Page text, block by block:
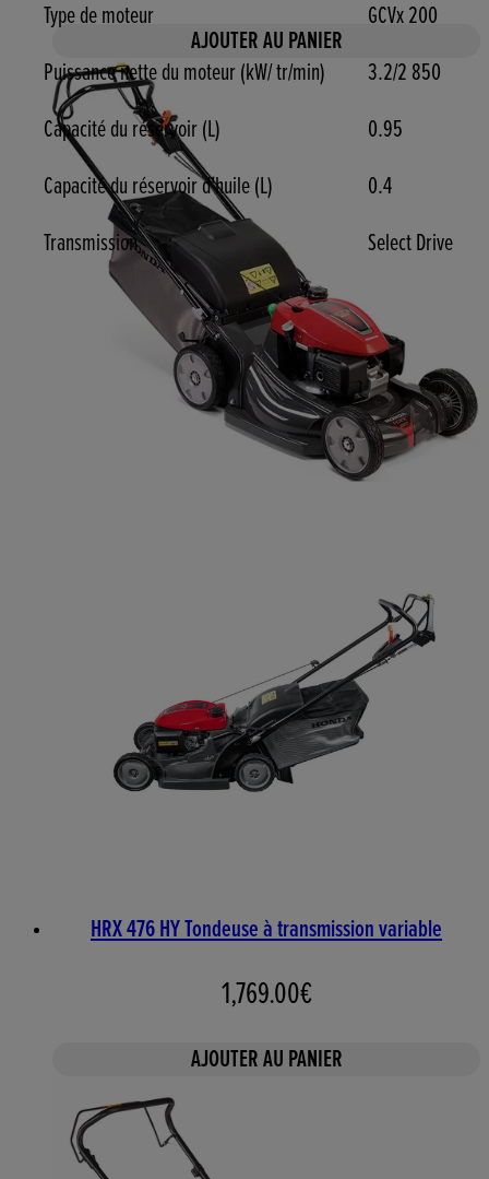
Type de moteur
GCVx 200
Puissance nette du moteur (kW/ tr/min)
3.2/2 850
Capacité du réservoir (L)
0.95
Capacité du réservoir d'huile (L)
0.4
Transmission
Select Drive
AJOUTER AU PANIER
HRX 476 HY Tondeuse à transmission variable
1,769.00€
AJOUTER AU PANIER